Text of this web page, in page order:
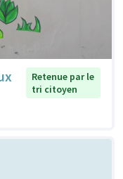
Retenue par le
tri citoyen